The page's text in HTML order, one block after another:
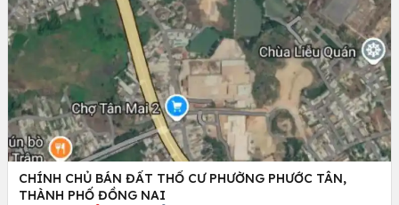
CHÍNH CHỦ BÁN ĐẤT THỔ CƯ PHƯỜNG PHƯỚC TÂN,
THÀNH PHỐ ĐỒNG NAI